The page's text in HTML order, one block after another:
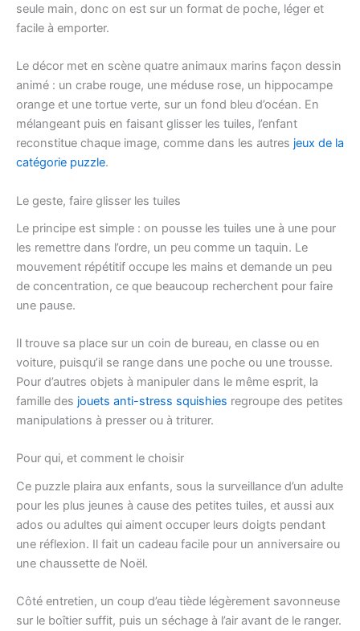
seule main, donc on est sur un format de poche, léger et
facile à emporter.
Le décor met en scène quatre animaux marins façon dessin
animé : un crabe rouge, une méduse rose, un hippocampe
orange et une tortue verte, sur un fond bleu d’océan. En
mélangeant puis en faisant glisser les tuiles, l’enfant
reconstitue chaque image, comme dans les autres jeux de la
catégorie puzzle.
Le geste, faire glisser les tuiles
Le principe est simple : on pousse les tuiles une à une pour
les remettre dans l’ordre, un peu comme un taquin. Le
mouvement répétitif occupe les mains et demande un peu
de concentration, ce que beaucoup recherchent pour faire
une pause.
Il trouve sa place sur un coin de bureau, en classe ou en
voiture, puisqu’il se range dans une poche ou une trousse.
Pour d’autres objets à manipuler dans le même esprit, la
famille des jouets anti-stress squishies regroupe des petites
manipulations à presser ou à triturer.
Pour qui, et comment le choisir
Ce puzzle plaira aux enfants, sous la surveillance d’un adulte
pour les plus jeunes à cause des petites tuiles, et aussi aux
ados ou adultes qui aiment occuper leurs doigts pendant
une réflexion. Il fait un cadeau facile pour un anniversaire ou
une chaussette de Noël.
Côté entretien, un coup d’eau tiède légèrement savonneuse
sur le boîtier suffit, puis un séchage à l’air avant de le ranger.